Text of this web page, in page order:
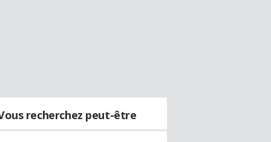
recherchez peut-être